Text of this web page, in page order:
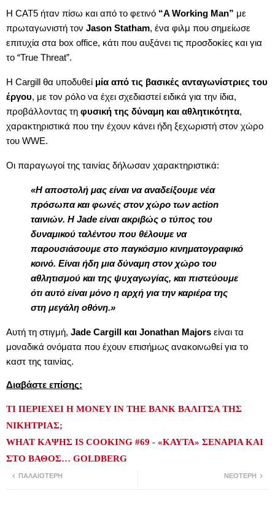
Η CAT5 ήταν πίσω και από το φετινό “A Working Man” με
πρωταγωνιστή τον Jason Statham, ένα φιλμ που σημείωσε
επιτυχία στα box office, κάτι που αυξάνει τις προσδοκίες και για
το “True Threat”.
Η Cargill θα υποδυθεί μία από τις βασικές ανταγωνίστριες του
έργου, με τον ρόλο να έχει σχεδιαστεί ειδικά για την ίδια,
προβάλλοντας τη φυσική της δύναμη και αθλητικότητα,
χαρακτηριστικά που την έχουν κάνει ήδη ξεχωριστή στον χώρο
του WWE.
Οι παραγωγοί της ταινίας δήλωσαν χαρακτηριστικά:
«Η αποστολή μας είναι να αναδείξουμε νέα
πρόσωπα και φωνές στον χώρο των action
ταινιών. Η Jade είναι ακριβώς ο τύπος του
δυναμικού ταλέντου που θέλουμε να
παρουσιάσουμε στο παγκόσμιο κινηματογραφικό
κοινό. Είναι ήδη μια δύναμη στον χώρο του
αθλητισμού και της ψυχαγωγίας, και πιστεύουμε
ότι αυτό είναι μόνο η αρχή για την καριέρα της
στη μεγάλη οθόνη.»
Αυτή τη στιγμή, Jade Cargill και Jonathan Majors είναι τα
μοναδικά ονόματα που έχουν επισήμως ανακοινωθεί για το
καστ της ταινίας.
Διαβάστε επίσης:
ΤΙ ΠΕΡΙΕΧΕΙ Η MONEY IN THE BANK ΒΑΛΙΤΣΑ ΤΗΣ
ΝΙΚΗΤΡΙΑΣ;
WHAT ΚΑΨΗΣ IS COOKING #69 - «ΚΑΥΤΑ» ΣΕΝΑΡΙΑ ΚΑΙ
ΣΤΟ ΒΑΘΟΣ… GOLDBERG
ΝΕΌΤΕΡΗ
ΠΑΛΑΙΌΤΕΡΗ